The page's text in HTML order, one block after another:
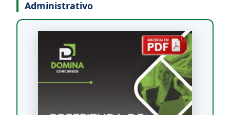
Administrativo